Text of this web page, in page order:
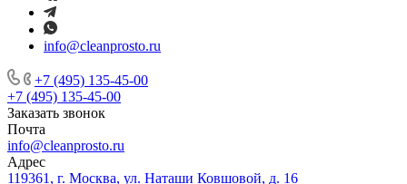
info@cleanprosto.ru
+7 (495) 135-45-00
+7 (495) 135-45-00
Заказать звонок
Почта
info@cleanprosto.ru
Адрес
119361, г. Москва, ул. Наташи Ковшовой, д. 16